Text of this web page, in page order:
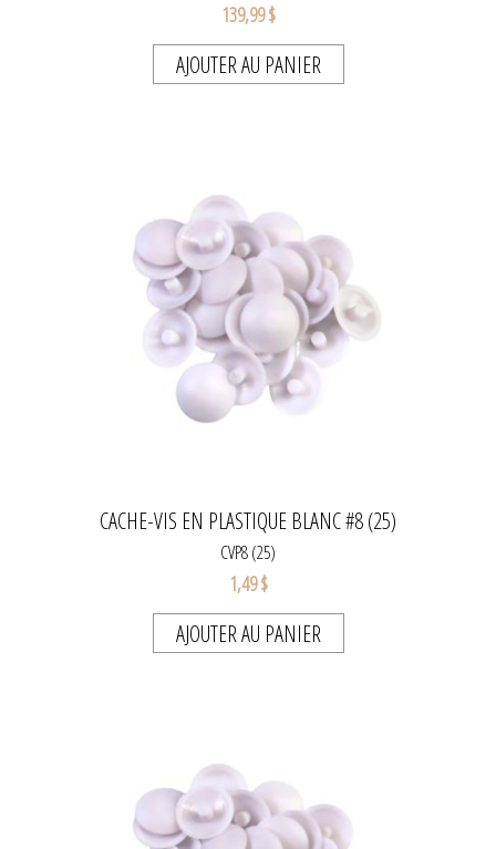
139,99 $
AJOUTER AU PANIER
CACHE-VIS EN PLASTIQUE BLANC #8 (25)
CVP8 (25)
1,49 $
AJOUTER AU PANIER